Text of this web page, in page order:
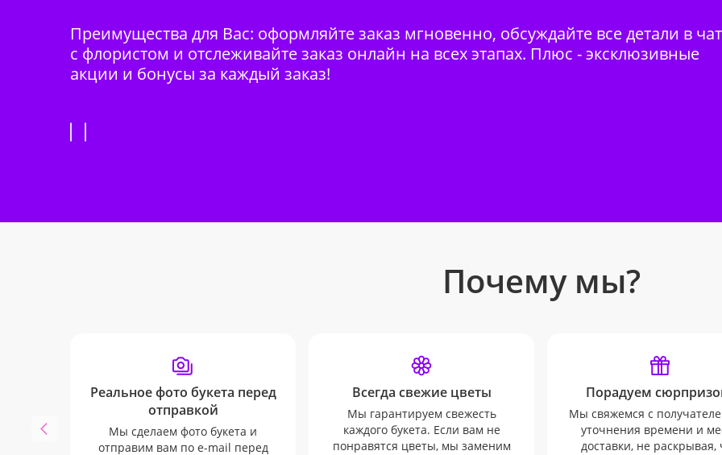
Преимущества для Вас: оформляйте заказ мгновенно, обсуждайте все детали в
с флористом и отслеживайте заказ онлайн на всех этапах. Плюс - эксклюзивные
акции и бонусы за каждый заказ!
Почему мы?
Реальное фото букета перед
отправкой
Мы сделаем фото букета и
отправим вам по e-mail перед
Всегда свежие цветы
Мы гарантируем свежесть
каждого букета. Если вам не
понравятся цветы, мы заменим
Порадуем
Мы свяжемся с
уточнения времени и
доставки, не раскрывая,